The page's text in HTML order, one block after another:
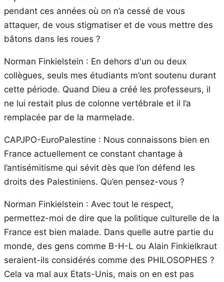
pendant ces années où on n’a cessé de vous
attaquer, de vous stigmatiser et de vous mettre des
bâtons dans les roues ?
Norman Finkielstein : En dehors d'un ou deux
collègues, seuls mes étudiants m’ont soutenu durant
cette période. Quand Dieu a créé les professeurs, il
ne lui restait plus de colonne vertébrale et il l’a
remplacée par de la marmelade.
CAPJPO-EuroPalestine : Nous connaissons bien en
France actuellement ce constant chantage à
l’antisémitisme qui sévit dès que l’on défend les
droits des Palestiniens. Qu’en pensez-vous ?
Norman Finkielstein : Avec tout le respect,
permettez-moi de dire que la politique culturelle de la
France est bien malade. Dans quelle autre partie du
monde, des gens comme B-H-L ou Alain Finkielkraut
seraient-ils considérés comme des PHILOSOPHES ?
Cela va mal aux Etats-Unis, mais on en est pas